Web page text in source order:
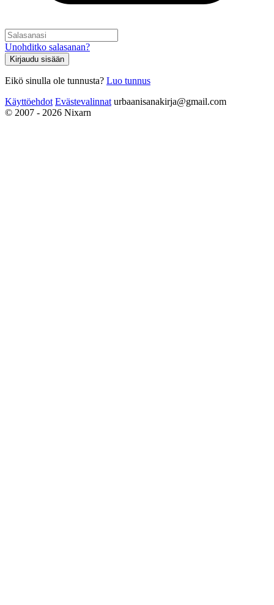
Unohditko salasanan?
Kirjaudu sisään
Eikö sinulla ole tunnusta? Luo tunnus
Käyttöehdot Evästevalinnat urbaanisanakirja@gmail.com
© 2007 - 2026 Nixarn